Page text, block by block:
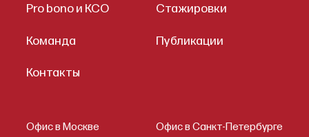
Pro bono и КСО Стажировки
Команда Публикации
Контакты
Офис в Москве Офис в Санкт-Петербурге